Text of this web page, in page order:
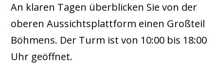
An klaren Tagen überblicken Sie von der
oberen Aussichtsplattform einen Großteil
Böhmens. Der Turm ist von 10:00 bis 18:00
Uhr geöffnet.